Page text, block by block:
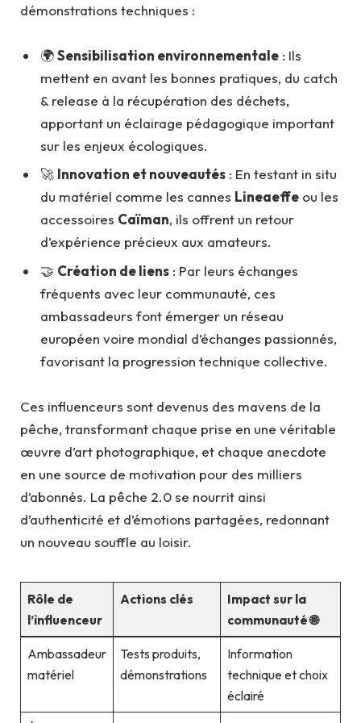
démonstrations techniques :
🌍Sensibilisation environnementale : Ils
mettent en avant les bonnes pratiques, du catch
& release à la récupération des déchets,
apportant un éclairage pédagogique important
sur les enjeux écologiques.
🚀 Innovation et nouveautés : En testant in situ
du matériel comme les cannes Lineaeffe ou les
accessoires Caïman, ils offrent un retour
d’expérience précieux aux amateurs.
🤝 Création de liens : Par leurs échanges
fréquents avec leur communauté, ces
ambassadeurs font émerger un réseau
européen voire mondial d’échanges passionnés,
favorisant la progression technique collective.
Ces influenceurs sont devenus des mavens de la
pêche, transformant chaque prise en une véritable
œuvre d’art photographique, et chaque anecdote
en une source de motivation pour des milliers
d’abonnés. La pêche 2.0 se nourrit ainsi
d’authenticité et d’émotions partagées, redonnant
un nouveau souffle au loisir.
Rôle de
l’influenceur
Actions clés
Impact sur la
communauté 🌐
Ambassadeur
matériel
Tests produits,
démonstrations
Information
technique et choix
éclairé